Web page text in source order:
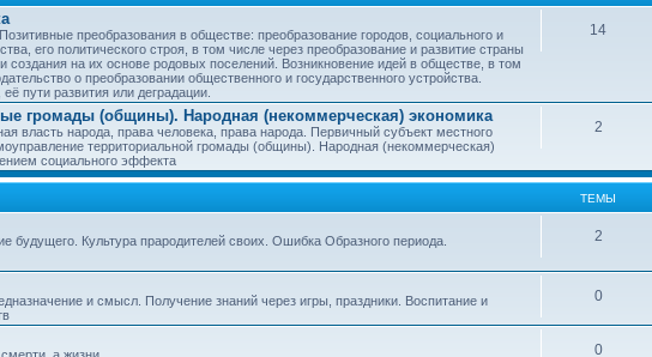
преобразования в обществе: преобразование городов, социального и
его политического строя, в том числе через преобразование и развитие страны
создания на их основе родовых поселений. Возникновение идей в обществе, в том
о преобразовании общественного и государственного устройства.
пути развития или деградации.
14
громады (общины). Народная (некоммерческая) экономика
власть народа, права человека, права народа. Первичный субъект местного
территориальной громады (общины). Народная (некоммерческая)
социального эффекта
2
ТЕМЫ
будущего. Культура прародителей своих. Ошибка Образного периода. 2
и смысл. Получение знаний через игры, праздники. Воспитание и
0
а жизни. 0